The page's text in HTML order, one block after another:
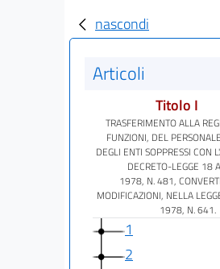
nascondi
Articoli
Titolo I
TRASFERIMENTO ALLA
FUNZIONI, DEL
DEGLI ENTI SOPPRESSI CON
DECRETO-LEGGE 18
1978, N. 481,
MODIFICAZIONI, NELLA
1978, N. 641.
1
2